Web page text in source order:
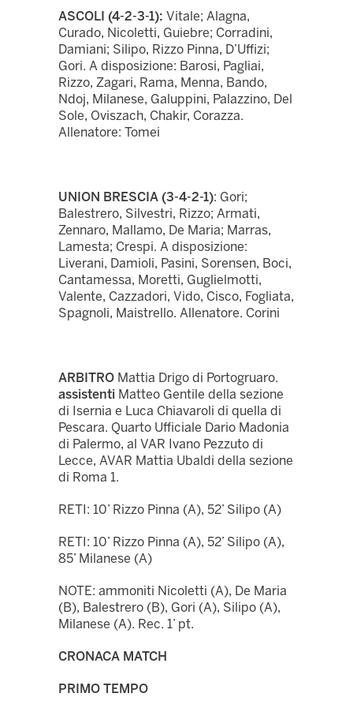
ASCOLI (4-2-3-1): Vitale; Alagna,
Curado, Nicoletti, Guiebre; Corradini,
Damiani; Silipo, Rizzo Pinna, D’Uffizi;
Gori. A disposizione: Barosi, Pagliai,
Rizzo, Zagari, Rama, Menna, Bando,
Ndoj, Milanese, Galuppini, Palazzino, Del
Sole, Oviszach, Chakir, Corazza.
Allenatore: Tomei
UNION BRESCIA (3-4-2-1): Gori;
Balestrero, Silvestri, Rizzo; Armati,
Zennaro, Mallamo, De Maria; Marras,
Lamesta; Crespi. A disposizione:
Liverani, Damioli, Pasini, Sorensen, Boci,
Cantamessa, Moretti, Guglielmotti,
Valente, Cazzadori, Vido, Cisco, Fogliata,
Spagnoli, Maistrello. Allenatore. Corini
ARBITRO Mattia Drigo di Portogruaro.
assistenti Matteo Gentile della sezione
di Isernia e Luca Chiavaroli di quella di
Pescara. Quarto Ufficiale Dario Madonia
di Palermo, al VAR Ivano Pezzuto di
Lecce, AVAR Mattia Ubaldi della sezione
di Roma 1.
RETI: 10’ Rizzo Pinna (A), 52’ Silipo (A)
RETI: 10’ Rizzo Pinna (A), 52’ Silipo (A),
85’ Milanese (A)
NOTE: ammoniti Nicoletti (A), De Maria
(B), Balestrero (B), Gori (A), Silipo (A),
Milanese (A). Rec. 1’ pt.
CRONACA MATCH
PRIMO TEMPO